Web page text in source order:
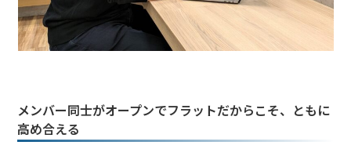
メンバー同士がオープンでフラットだからこそ、ともに
高め合える